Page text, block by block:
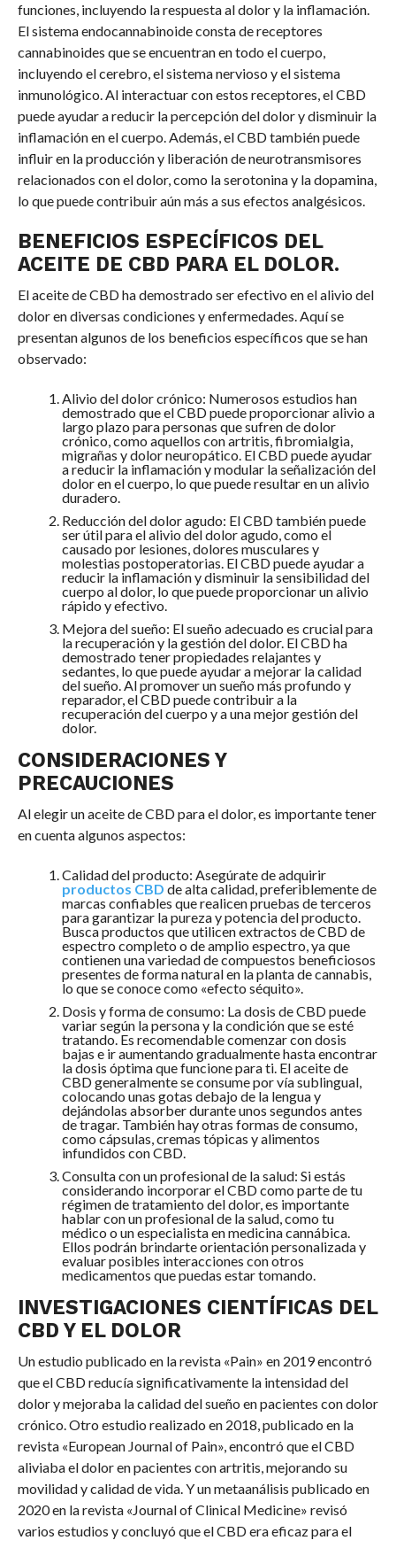
funciones, incluyendo la respuesta al dolor y la inflamación.
El sistema endocannabinoide consta de receptores
cannabinoides que se encuentran en todo el cuerpo,
incluyendo el cerebro, el sistema nervioso y el sistema
inmunológico. Al interactuar con estos receptores, el CBD
puede ayudar a reducir la percepción del dolor y disminuir la
inflamación en el cuerpo. Además, el CBD también puede
influir en la producción y liberación de neurotransmisores
relacionados con el dolor, como la serotonina y la dopamina,
lo que puede contribuir aún más a sus efectos analgésicos.
BENEFICIOS ESPECÍFICOS DEL
ACEITE DE CBD PARA EL DOLOR.
El aceite de CBD ha demostrado ser efectivo en el alivio del
dolor en diversas condiciones y enfermedades. Aquí se
presentan algunos de los beneficios específicos que se han
observado:
Alivio del dolor crónico: Numerosos estudios han
demostrado que el CBD puede proporcionar alivio a
largo plazo para personas que sufren de dolor
crónico, como aquellos con artritis, fibromialgia,
migrañas y dolor neuropático. El CBD puede ayudar
a reducir la inflamación y modular la señalización del
dolor en el cuerpo, lo que puede resultar en un alivio
duradero.
Reducción del dolor agudo: El CBD también puede
ser útil para el alivio del dolor agudo, como el
causado por lesiones, dolores musculares y
molestias postoperatorias. El CBD puede ayudar a
reducir la inflamación y disminuir la sensibilidad del
cuerpo al dolor, lo que puede proporcionar un alivio
rápido y efectivo.
Mejora del sueño: El sueño adecuado es crucial para
la recuperación y la gestión del dolor. El CBD ha
demostrado tener propiedades relajantes y
sedantes, lo que puede ayudar a mejorar la calidad
del sueño. Al promover un sueño más profundo y
reparador, el CBD puede contribuir a la
recuperación del cuerpo y a una mejor gestión del
dolor.
CONSIDERACIONES Y
PRECAUCIONES
Al elegir un aceite de CBD para el dolor, es importante tener
en cuenta algunos aspectos:
Calidad del producto: Asegúrate de adquirir
productos CBD de alta calidad, preferiblemente de
marcas confiables que realicen pruebas de terceros
para garantizar la pureza y potencia del producto.
Busca productos que utilicen extractos de CBD de
espectro completo o de amplio espectro, ya que
contienen una variedad de compuestos beneficiosos
presentes de forma natural en la planta de cannabis,
lo que se conoce como «efecto séquito».
Dosis y forma de consumo: La dosis de CBD puede
variar según la persona y la condición que se esté
tratando. Es recomendable comenzar con dosis
bajas e ir aumentando gradualmente hasta encontrar
la dosis óptima que funcione para ti. El aceite de
CBD generalmente se consume por vía sublingual,
colocando unas gotas debajo de la lengua y
dejándolas absorber durante unos segundos antes
de tragar. También hay otras formas de consumo,
como cápsulas, cremas tópicas y alimentos
infundidos con CBD.
Consulta con un profesional de la salud: Si estás
considerando incorporar el CBD como parte de tu
régimen de tratamiento del dolor, es importante
hablar con un profesional de la salud, como tu
médico o un especialista en medicina cannábica.
Ellos podrán brindarte orientación personalizada y
evaluar posibles interacciones con otros
medicamentos que puedas estar tomando.
INVESTIGACIONES CIENTÍFICAS DEL
CBD Y EL DOLOR
Un estudio publicado en la revista «Pain» en 2019 encontró
que el CBD reducía significativamente la intensidad del
dolor y mejoraba la calidad del sueño en pacientes con dolor
crónico. Otro estudio realizado en 2018, publicado en la
revista «European Journal of Pain», encontró que el CBD
aliviaba el dolor en pacientes con artritis, mejorando su
movilidad y calidad de vida. Y un metaanálisis publicado en
2020 en la revista «Journal of Clinical Medicine» revisó
varios estudios y concluyó que el CBD era eficaz para el